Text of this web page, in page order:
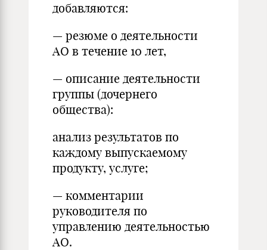
добавляются:
— резюме о деятельности
АО в течение 10 лет,
— описание деятельности
группы (дочернего
общества):
анализ результатов по
каждому выпускаемому
продукту, услуге;
— комментарии
руководителя по
управлению деятельностью
АО.